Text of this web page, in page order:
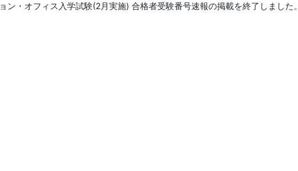
ン・オフィス入学試験(2月実施) 合格者受験番号速報の掲載を終了しました。